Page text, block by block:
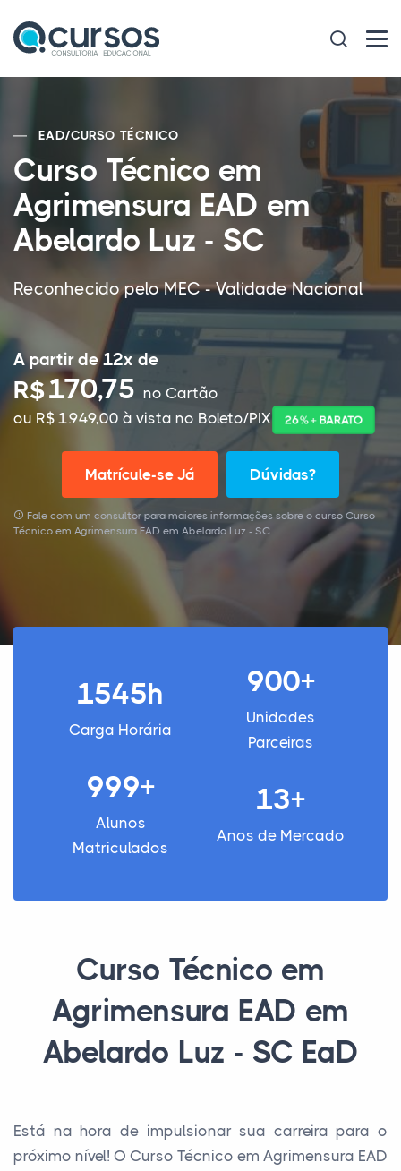
EAD/CURSO TÉCNICO
Curso Técnico em
Agrimensura EAD em
Abelardo Luz - SC
Reconhecido pelo MEC - Validade Nacional
A partir de 12x de
R$170,75 no Cartão
ou R$ 1.949,00 à vista no Boleto/PIX
26% + BARATO
Matrícule-se Já Dúvidas?
Fale com um consultor para maiores informações sobre o curso Curso
Técnico em Agrimensura EAD em Abelardo Luz - SC.
1545h
Carga Horária
900+
Unidades
Parceiras
999+
Alunos
Matriculados
13+
Anos de Mercado
Curso Técnico em
Agrimensura EAD em
Abelardo Luz - SC EaD
Está na hora de impulsionar sua carreira para o
próximo nível! O Curso Técnico em Agrimensura EAD